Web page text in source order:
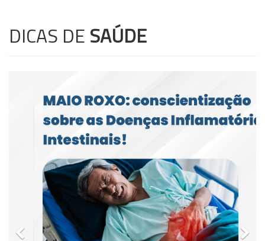
DICAS DE SAÚDE